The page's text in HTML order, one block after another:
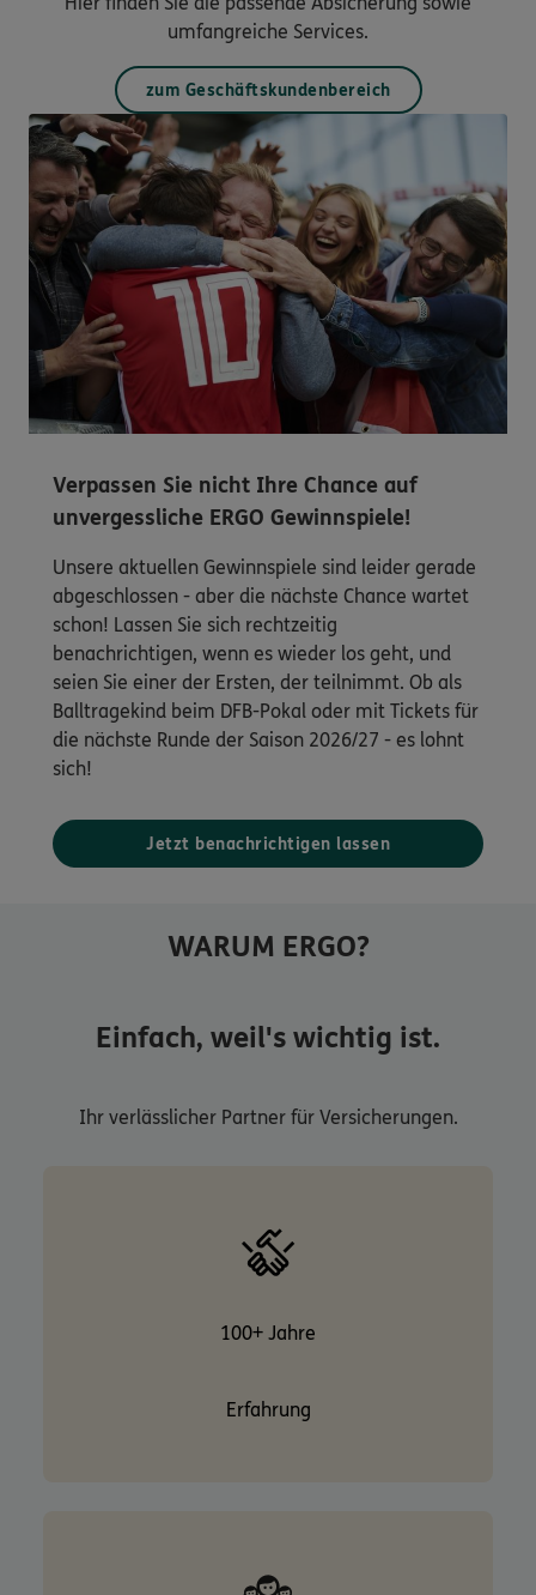
umfangreiche Services.
zum Geschäftskundenbereich
Verpassen Sie nicht Ihre Chance auf
unvergessliche ERGO Gewinnspiele!
Unsere aktuellen Gewinnspiele sind leider gerade
abgeschlossen - aber die nächste Chance wartet
schon! Lassen Sie sich rechtzeitig
benachrichtigen, wenn es wieder los geht, und
seien Sie einer der Ersten, der teilnimmt. Ob als
Balltragekind beim DFB-Pokal oder mit Tickets für
die nächste Runde der Saison 2026/27 - es lohnt
sich!
Jetzt benachrichtigen lassen
WARUM ERGO?
Einfach, weil's wichtig ist.
Ihr verlässlicher Partner für Versicherungen.
100+ Jahre
Erfahrung